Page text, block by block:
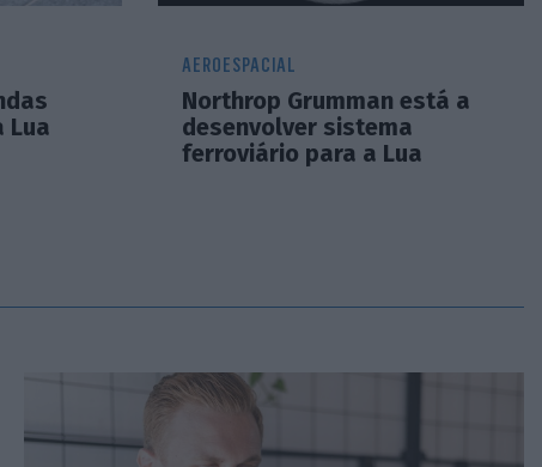
Lua
AEROESPACIAL
Northrop Grumman está a
desenvolver sistema
ferroviário para a Lua